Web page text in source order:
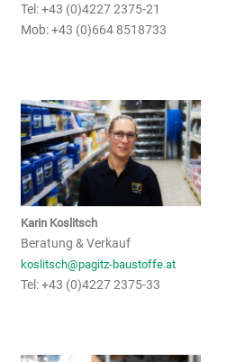
Tel: +43 (0)4227 2375-21
Mob: +43 (0)664 8518733
Karin Koslitsch
Beratung & Verkauf
koslitsch@pagitz-baustoffe.at
Tel: +43 (0)4227 2375-33